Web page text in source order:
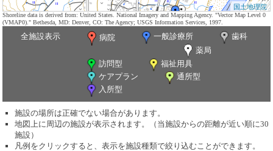
国土地理院
Shoreline data is derived from: United States. National Imagery and Mapping Agency. "Vector Map Level 0
(VMAP0)." Bethesda, MD: Denver, CO: The Agency; USGS Information Services, 1997.
全施設表示 病院 一般診療所
歯科
薬局
訪問型
福祉用具
ケアプラン
通所型
入所型
施設の場所は正確でない場合があります。
地図上に周辺の施設が表示されます。（当施設からの距離が近い順に30
施設）
凡例をクリックすると、表示を施設種類で絞り込むことができます。